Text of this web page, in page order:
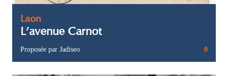
Laon
L’avenue Carnot
Proposée par Jadiseo 0